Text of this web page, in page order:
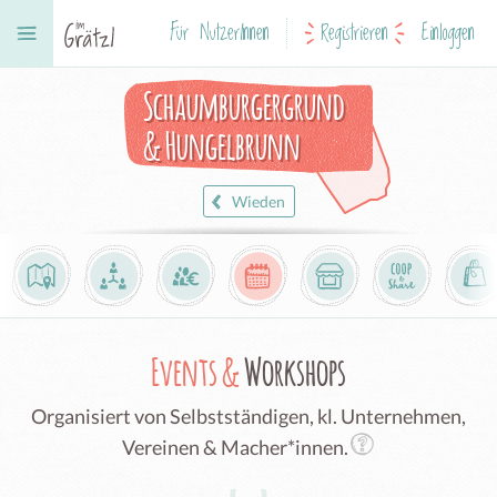
Für NutzerInnen Registrieren Einloggen
Schaumburgergrund
& Hungelbrunn
Wieden
Events &Workshops
Organisiert von Selbstständigen, kl. Unternehmen,
Vereinen & Macher*innen.